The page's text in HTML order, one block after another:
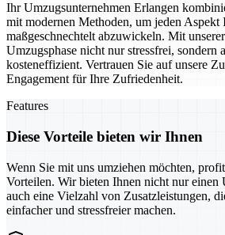
Ihr Umzugsunternehmen Erlangen
mit modernen Methoden, um jeden Aspekt
maßgeschnechtelt abzuwickeln. Mit
Umzugsphase nicht nur stressfrei, sondern
kosteneffizient. Vertrauen Sie auf unsere
Engagement für Ihre Zufriedenheit.
Features
Diese Vorteile bieten wir Ihnen
Wenn Sie mit uns umziehen möchten,
Vorteilen. Wir bieten Ihnen nicht nur einen
auch eine Vielzahl von Zusatzleistungen,
einfacher und stressfreier machen.